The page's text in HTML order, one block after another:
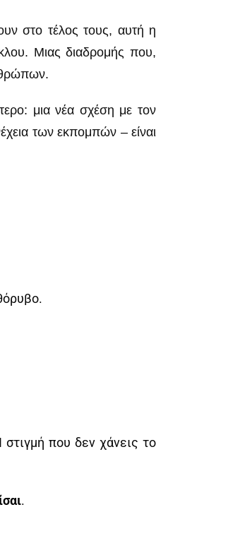
στο τέλος τους, αυτή η
Μιας διαδρομής που,
μια νέα σχέση με τον
των εκπομπών – είναι
που δεν χάνεις το
.